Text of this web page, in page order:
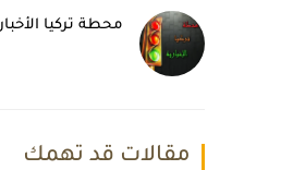
محطة تركيا
مقالات قد تهمك